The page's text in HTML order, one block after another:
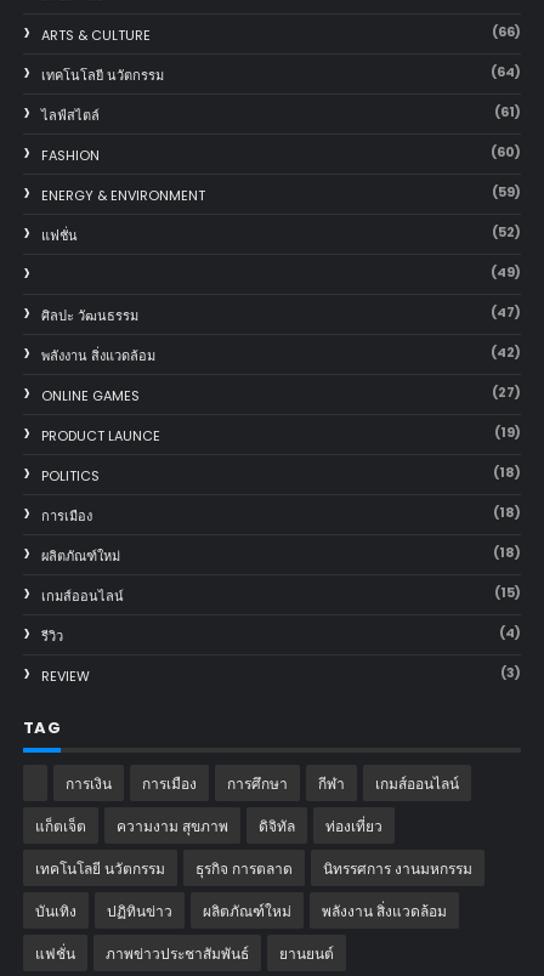
ARTS & CULTURE (66)
เทคโนโลยี นวัตกรรม (64)
ไลฟ์สไตล์ (61)
FASHION (60)
ENERGY & ENVIRONMENT (59)
แฟชั่น (52)
(49)
ศิลปะ วัฒนธรรม (47)
พลังงาน สิ่งแวดล้อม (42)
ONLINE GAMES (27)
PRODUCT LAUNCE (19)
POLITICS (18)
การเมือง (18)
ผลิตภัณฑ์ใหม่ (18)
เกมส์ออนไลน์ (15)
รีวิว (4)
REVIEW (3)
TAG
การเงิน การเมือง การศึกษา กีฬา เกมส์ออนไลน์
แก็ตเจ็ต ความงาม สุขภาพ ดิจิทัล ท่องเที่ยว
เทคโนโลยี นวัตกรรม ธุรกิจ การตลาด นิทรรศการ งานมหกรรม
บันเทิง ปฏิทินข่าว ผลิตภัณฑ์ใหม่ พลังงาน สิ่งแวดล้อม
แฟชั่น ภาพข่าวประชาสัมพันธ์ ‎ยานยนต์‎